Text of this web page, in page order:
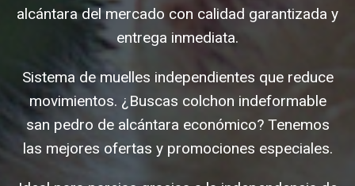
alcántara del mercado con calidad garantizada y
entrega inmediata.
Sistema de muelles independientes que reduce
movimientos. ¿Buscas colchon indeformable
san pedro de alcántara económico? Tenemos
las mejores ofertas y promociones especiales.